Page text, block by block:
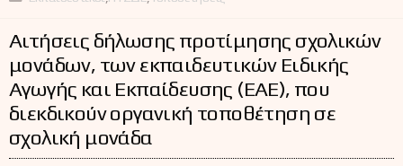
Αιτήσεις δήλωσης προτίμησης σχολικών
μονάδων, των εκπαιδευτικών Ειδικής
Αγωγής και Εκπαίδευσης (ΕΑΕ), που
διεκδικούν οργανική τοποθέτηση σε
σχολική μονάδα